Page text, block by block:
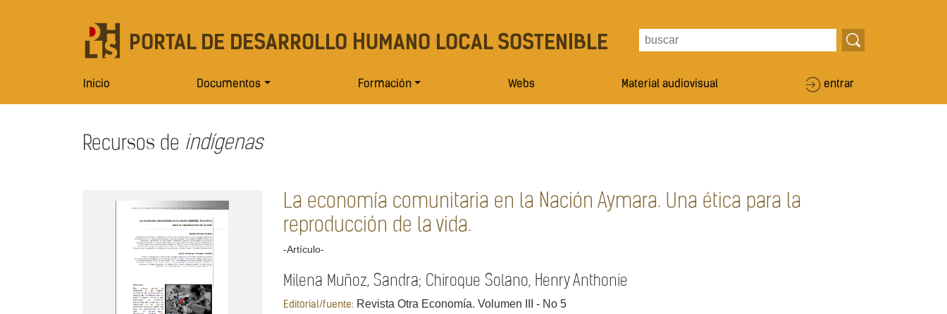
PORTAL DE DESARROLLO HUMANO LOCAL SOSTENIBLE
Inicio Documentos Formación Webs Material audiovisual entrar
Recursos de indígenas
La economía comunitaria en la Nación Aymara. Una ética para la
reproducción de la vida.
-Artículo-
Milena Muñoz, Sandra; Chiroque Solano, Henry Anthonie
Editorial/fuente: Revista Otra Economía. Volumen III - No 5